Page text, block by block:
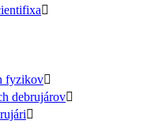
fyzikov
debrujárov